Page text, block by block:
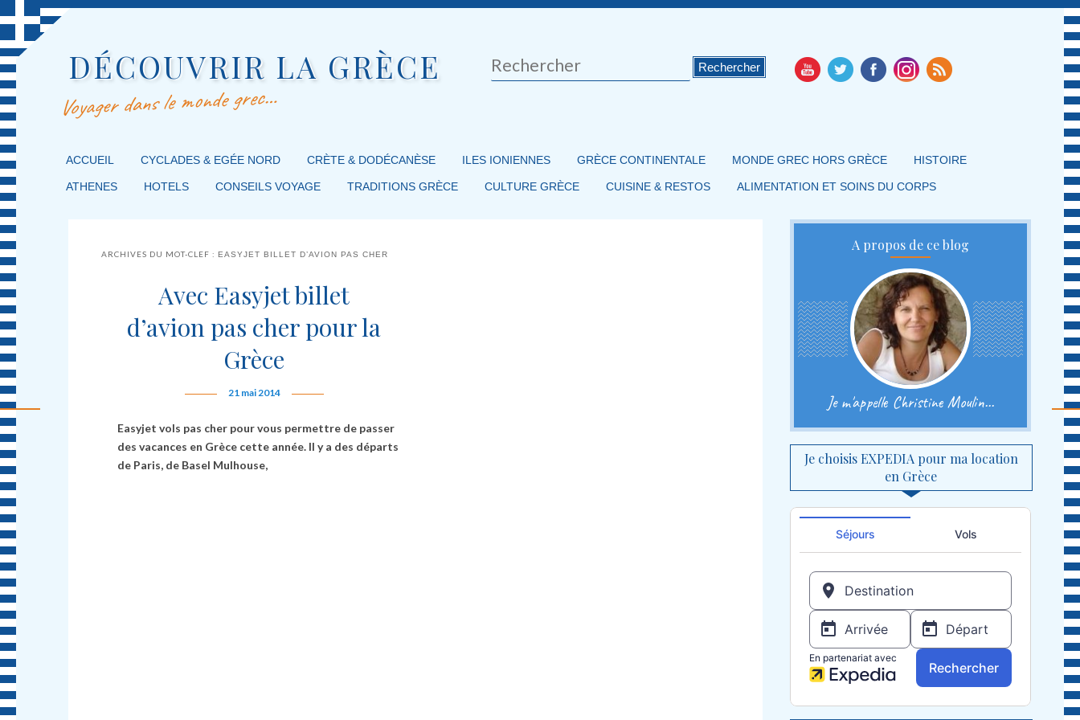
DÉCOUVRIR LA GRÈCE
Voyager dans le monde grec…
Rechercher
MENU PRINCIPAL
MASQUER LA NAVIGATION PRINCIPALE
MASQUER LA NAVIGATION SECONDAIRE
ACCUEIL CYCLADES & EGÉE NORD CRÈTE & DODÉCANÈSE ILES IONIENNES GRÈCE CONTINENTALE MONDE GREC HORS GRÈCE HISTOIRE
ATHENES HOTELS CONSEILS VOYAGE TRADITIONS GRÈCE CULTURE GRÈCE CUISINE & RESTOS ALIMENTATION ET SOINS DU CORPS
ARCHIVES DU MOT-CLEF :EASYJET BILLET D’AVION PAS CHER
Avec Easyjet billet
d’avion pas cher pour la
Grèce
21 mai 2014
Easyjet vols pas cher pour vous permettre de passer
des vacances en Grèce cette année. Il y a des départs
de Paris, de Basel Mulhouse,
A propos de ce blog
Je m'appelle Christine Moulin...
Je choisis EXPEDIA pour ma location
en Grèce